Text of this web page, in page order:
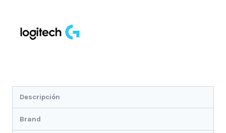
cantidad
Descripción
Brand